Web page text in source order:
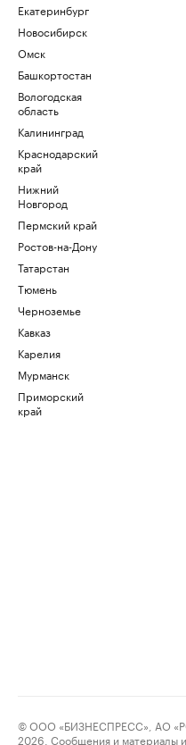
Екатеринбург
Новосибирск
Омск
Башкортостан
Вологодская
область
Калининград
Краснодарский
край
Нижний
Новгород
Пермский край
Ростов-на-Дону
Татарстан
Тюмень
Черноземье
Кавказ
Карелия
Мурманск
Приморский
край
© ООО «БИЗНЕСПРЕСС», АО
2026. Сообщения и материалы